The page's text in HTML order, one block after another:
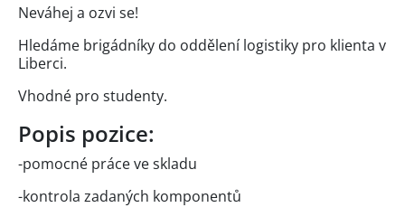
Neváhej a ozvi se!
Hledáme brigádníky do oddělení logistiky pro klienta v
Liberci.
Vhodné pro studenty.
Popis pozice:
-pomocné práce ve skladu
-kontrola zadaných komponentů